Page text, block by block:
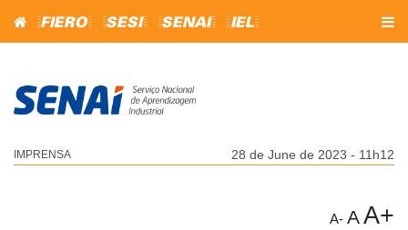
=FIERO= =SESI= =SENAI= =IEL=
IMPRENSA 28 de June de 2023 - 11h12
A- AA+